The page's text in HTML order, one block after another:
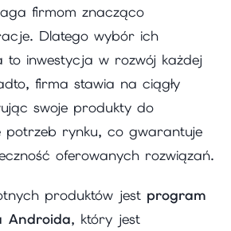
firmom znacząco
Dlatego wybór ich
to inwestycja w rozwój każdej
firma stawia na ciągły
swoje produkty do
potrzeb rynku, co gwarantuje
oferowanych rozwiązań.
produktów jest program
Androida, który jest